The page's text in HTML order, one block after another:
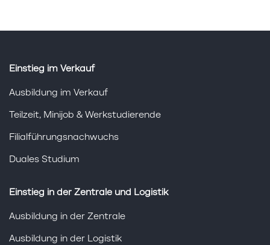
Einstieg im Verkauf
Ausbildung im Verkauf
Teilzeit, Minijob & Werkstudierende
Filialführungsnachwuchs
Duales Studium
Einstieg in der Zentrale und Logistik
Ausbildung in der Zentrale
Ausbildung in der Logistik